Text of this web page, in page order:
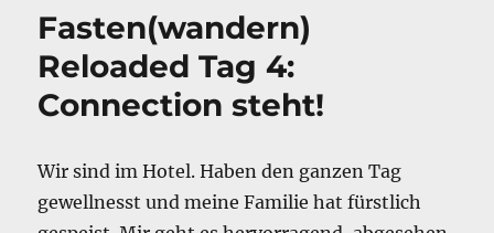
o
o
k
I
n
Fasten(wandern)
Reloaded Tag 4:
Connection steht!
Wir sind im Hotel. Haben den ganzen Tag
gewellnesst und meine Familie hat fürstlich